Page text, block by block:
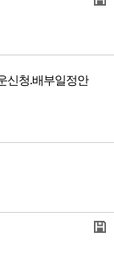
신청.배부 일정 안